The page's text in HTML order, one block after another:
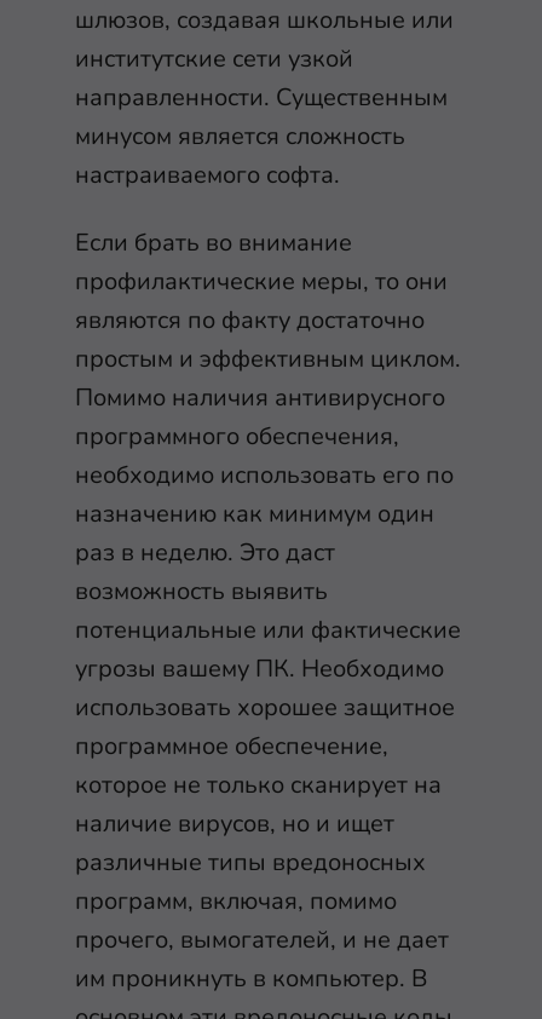
шлюзов, создавая школьные или
институтские сети узкой
направленности. Существенным
минусом является сложность
настраиваемого софта.
Если брать во внимание
профилактические меры, то они
являются по факту достаточно
простым и эффективным циклом.
Помимо наличия антивирусного
программного обеспечения,
необходимо использовать его по
назначению как минимум один
раз в неделю. Это даст
возможность выявить
потенциальные или фактические
угрозы вашему ПК. Необходимо
использовать хорошее защитное
программное обеспечение,
которое не только сканирует на
наличие вирусов, но и ищет
различные типы вредоносных
программ, включая, помимо
прочего, вымогателей, и не дает
им проникнуть в компьютер. В